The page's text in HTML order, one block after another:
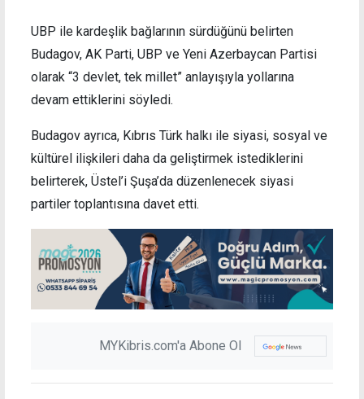
UBP ile kardeşlik bağlarının sürdüğünü belirten
Budagov, AK Parti, UBP ve Yeni Azerbaycan Partisi
olarak “3 devlet, tek millet” anlayışıyla yollarına
devam ettiklerini söyledi.
Budagov ayrıca, Kıbrıs Türk halkı ile siyasi, sosyal ve
kültürel ilişkileri daha da geliştirmek istediklerini
belirterek, Üstel’i Şuşa’da düzenlenecek siyasi
partiler toplantısına davet etti.
MYKibris.com'a Abone Ol